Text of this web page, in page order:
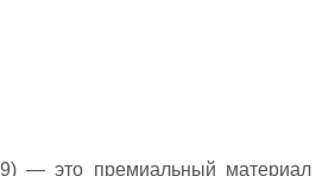
— это премиальный